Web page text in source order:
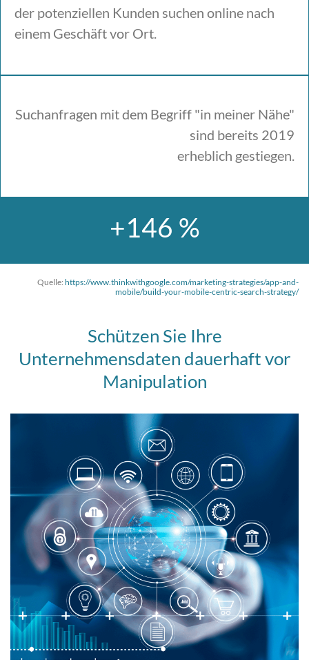
der potenziellen Kunden suchen online nach
einem Geschäft vor Ort.
Suchanfragen mit dem Begriff "in meiner Nähe"
sind bereits 2019
erheblich gestiegen.
+146 %
Quelle: https://www.thinkwithgoogle.com/marketing-strategies/app-and-
mobile/build-your-mobile-centric-search-strategy/
Schützen Sie Ihre
Unternehmensdaten dauerhaft vor
Manipulation